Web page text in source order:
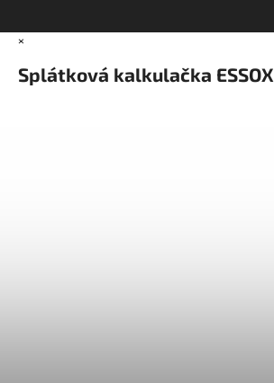
×
Splátková kalkulačka ESSOX